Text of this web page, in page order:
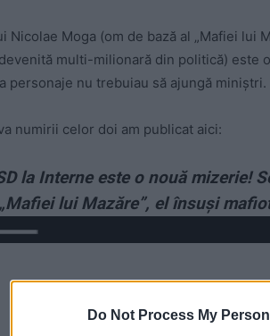
Do Not Process My
Nicolae Moga (om de bază al „Mafiei lui
multi-milionară din politică) este
personaje nu trebuiau să ajungă miniștri.
numirii celor doi am publicat aici:
la Interne este o nouă mizerie!
lui Mazăre”, el însuși